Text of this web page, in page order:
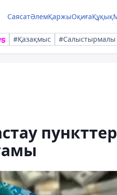
СаясатӘлемҚаржыОқиғаҚұқық
#Қазақмыс #Салыстырмалы